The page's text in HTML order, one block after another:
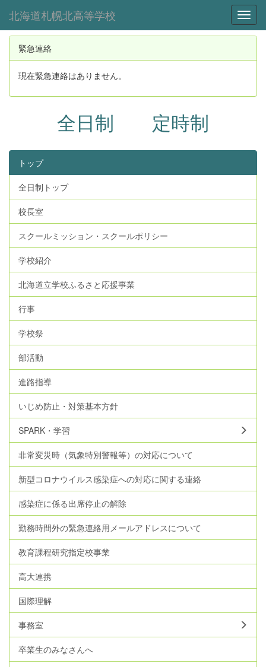
北海道札幌北高等学校
緊急連絡
現在緊急連絡はありません。
全日制 定時制
トップ
全日制トップ
校長室
スクールミッション・スクールポリシー
学校紹介
北海道立学校ふるさと応援事業
行事
学校祭
部活動
進路指導
いじめ防止・対策基本方針
SPARK・学習
非常変災時（気象特別警報等）の対応について
新型コロナウイルス感染症への対応に関する連絡
感染症に係る出席停止の解除
勤務時間外の緊急連絡用メールアドレスについて
教育課程研究指定校事業
高大連携
国際理解
事務室
卒業生のみなさんへ